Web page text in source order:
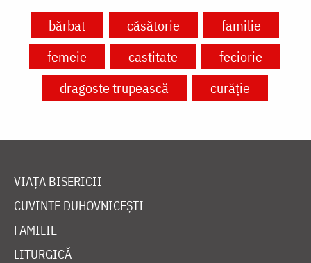
bărbat căsătorie
familie
femeie
castitate
feciorie
dragoste trupească
curăție
VIAȚA BISERICII
CUVINTE DUHOVNICEȘTI
FAMILIE
LITURGICĂ